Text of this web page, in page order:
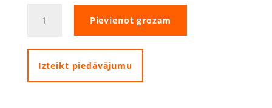
EC240LC
vadības
bloks
quantity
Pievienot grozam
Izteikt piedāvājumu